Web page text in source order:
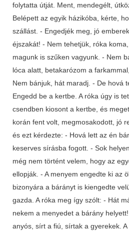
folytatta útját. Ment, mendegélt,
Belépett az egyik házikóba, kérte,
szállást. - Engedjék meg, jó
éjszakát! - Nem tehetjük, róka
magunk is szűken vagyunk. - Nem
lóca alatt, betakarózom a
Nem bánjuk, hát maradj. - De hová
Engedd be a kertbe. A róka úgy is
csendben kiosont a kertbe, és
korán fent volt, megmosakodott, jó
és ezt kérdezte: - Hová lett az én
keserves sírásba fogott. - Sok
még nem történt velem, hogy az
ellopják. - A menyem engedte ki az
bizonyára a bárányt is kiengedte
gazda. A róka meg így szólt: - Hát
nekem a menyedet a bárány
anyós, sírt a fiú, sírtak a gyerekek.